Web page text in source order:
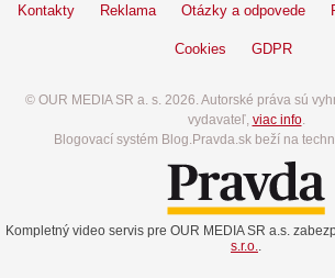
Kontakty Reklama Otázky a odpovede
Cookies GDPR
© OUR MEDIA SR a. s. 2026. Autorské práva sú
vydavateľ, viac info.
Blogovací systém Blog.Pravda.sk beží na
Kompletný video servis pre OUR MEDIA SR a.s.
s.r.o.